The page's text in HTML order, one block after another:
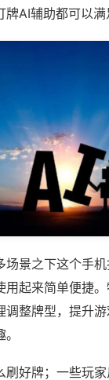
AI辅助都可以满
场景之下这个手
用起来简单便捷
调整牌型，提升
刷好牌；一些玩